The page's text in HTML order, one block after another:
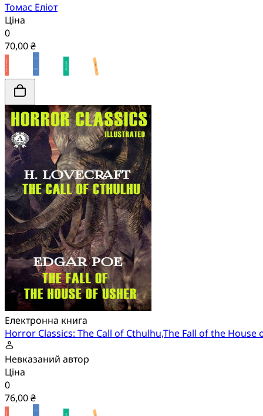
Томас Еліот
Ціна
0
70,00 ₴
Електронна книга
Horror Classics: The Call of Cthulhu,The Fall of the House
Невказаний автор
Ціна
0
76,00 ₴